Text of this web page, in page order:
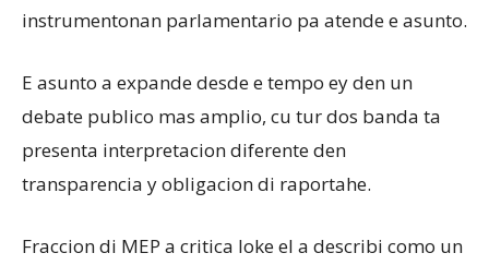
instrumentonan parlamentario pa atende e asunto.
E asunto a expande desde e tempo ey den un
debate publico mas amplio, cu tur dos banda ta
presenta interpretacion diferente den
transparencia y obligacion di raportahe.
Fraccion di MEP a critica loke el a describi como un